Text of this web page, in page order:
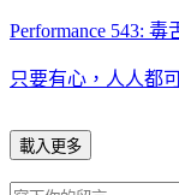
Performance 543:
只要有心，人人都
載入更多